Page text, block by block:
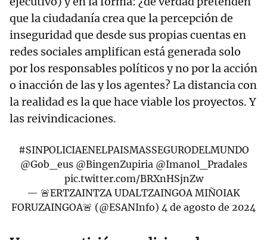
que la ciudadanía crea que la percepción de
inseguridad que desde sus propias cuentas en
redes sociales amplifican está generada solo
por los responsables políticos y no por la acción
o inacción de las y los agentes? La distancia con
la realidad es la que hace viable los proyectos. Y
las reivindicaciones.
#SINPOLICIAENELPAISMASSEGURODELMUNDO
@Gob_eus @BingenZupiria @Imanol_Pradales
pic.twitter.com/BRXnHSjnZw
— 🚨ERTZAINTZA UDALTZAINGOA MIÑOIAK
FORUZAINGOA🚨 (@ESANInfo) 4 de agosto de 2024